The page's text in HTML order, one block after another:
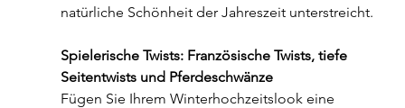
natürliche Schönheit der Jahreszeit unterstreicht.
Spielerische Twists: Französische Twists, tiefe
Seitentwists und Pferdeschwänze
Fügen Sie Ihrem Winterhochzeitslook eine